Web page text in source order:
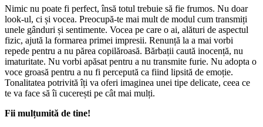
Nimic nu poate fi perfect, însă totul trebuie să fie frumos. Nu doar
look-ul, ci și vocea. Preocupă-te mai mult de modul cum transmiți
unele gânduri și sentimente. Vocea pe care o ai, alături de aspectul
fizic, ajută la formarea primei impresii. Renunță la a mai vorbi
repede pentru a nu părea copilăroasă. Bărbații caută inocență, nu
imaturitate. Nu vorbi apăsat pentru a nu transmite furie. Nu adopta o
voce groasă pentru a nu fi percepută ca fiind lipsită de emoție.
Tonalitatea potrivită îți va oferi imaginea unei tipe delicate, ceea ce
te va face să îi cucerești pe cât mai mulți.
Fii mulțumită de tine!